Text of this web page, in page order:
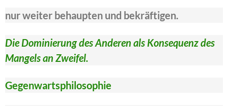
nur weiter behaupten und bekräftigen.
Die Dominierung des Anderen als Konsequenz des
Mangels an Zweifel.
Gegenwartsphilosophie